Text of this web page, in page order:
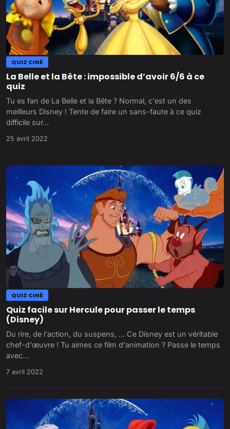
QUIZ CINÉ
La Belle et la Bête : impossible d’avoir 6/6 à ce
quiz
Tu es fan de La Belle et la Bête ? Normal, c'est un des
meilleurs Disney ! Tente de faire un sans-faute à ce quiz
difficile sur…
25 avril 2022
QUIZ CINÉ
Quiz facile sur Hercule pour passer le temps
(Disney)
Du rire, de l'action, du suspens, … Ce Disney est un véritable
chef-d'œuvre ! Tu aimes ce film d'animation ? Passe le temps
avec…
7 avril 2022